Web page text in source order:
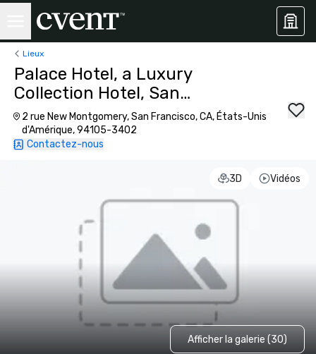
Lieux
Palace Hotel, a Luxury
Collection Hotel, San
Francisco
2 rue New Montgomery, San Francisco, CA, États-Unis
d'Amérique, 94105-3402
Contactez-nous
3D Vidéos
Afficher la galerie (30)